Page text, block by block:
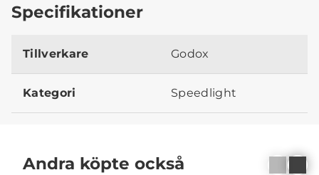
Specifikationer
Tillverkare Godox
Kategori Speedlight
Andra köpte också